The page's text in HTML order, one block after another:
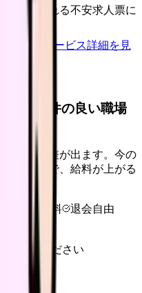
に離脱される不安求人票に
頼
サービス詳細を見
ら、条件の良い職場
に反映差が出ます。今の
たうえで、給料が上がる
完全無料
退会自由
認してください